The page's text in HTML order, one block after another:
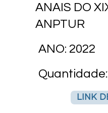
ANAIS DO
ANPTUR
ANO: 2022
LINK